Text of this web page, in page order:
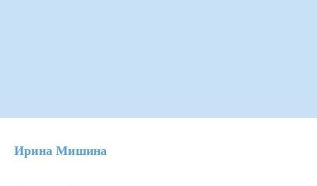
Ирина Мишина